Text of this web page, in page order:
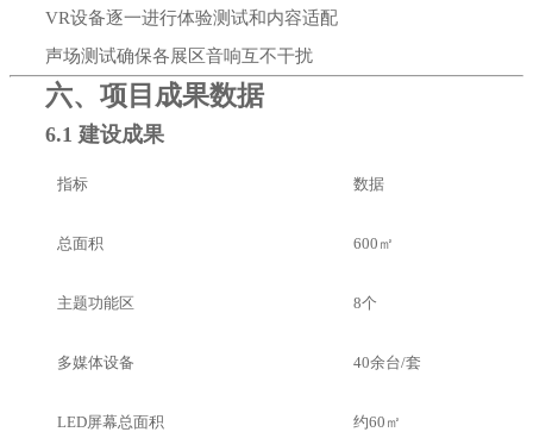
VR设备逐一进行体验测试和内容适配
声场测试确保各展区音响互不干扰
六、项目成果数据
6.1 建设成果
指标 数据
总面积 600㎡
主题功能区 8个
多媒体设备 40余台/套
LED屏幕总面积 约60㎡